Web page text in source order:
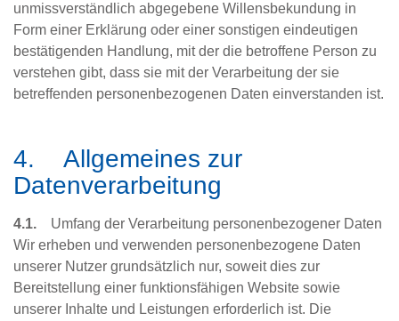
unmissverständlich abgegebene Willensbekundung in
Form einer Erklärung oder einer sonstigen eindeutigen
bestätigenden Handlung, mit der die betroffene Person zu
verstehen gibt, dass sie mit der Verarbeitung der sie
betreffenden personenbezogenen Daten einverstanden ist.
4. Allgemeines zur
Datenverarbeitung
4.1. Umfang der Verarbeitung personenbezogener Daten
Wir erheben und verwenden personenbezogene Daten
unserer Nutzer grundsätzlich nur, soweit dies zur
Bereitstellung einer funktionsfähigen Website sowie
unserer Inhalte und Leistungen erforderlich ist. Die